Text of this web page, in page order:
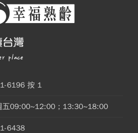
6196 按 1
五09:00~12:00；13:30~18:00
6438